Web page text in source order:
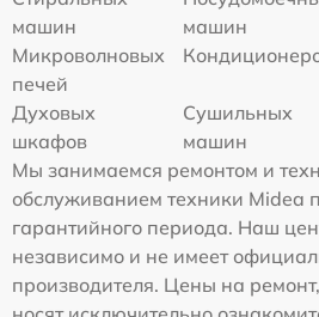
машин
машин
Микроволновых
печей
Духовых
шкафов
Сушильных
машин
Мы занимаемся ремонтом и
обслуживанием техники Midea
гарантийного периода. Наш
независимо и не имеет
производителя. Цены на